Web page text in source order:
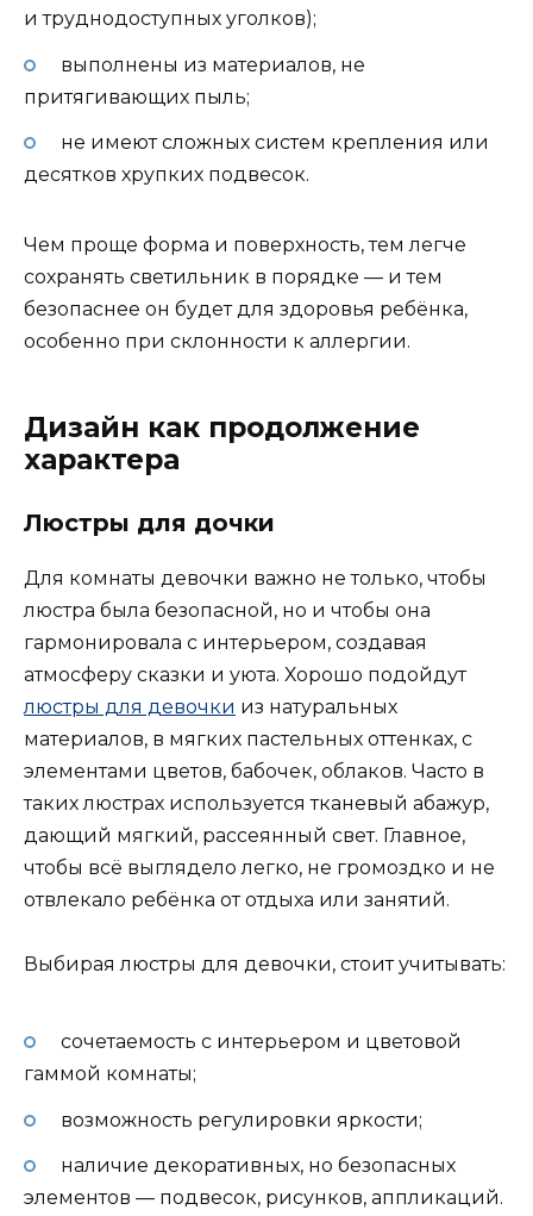
и труднодоступных уголков);
выполнены из материалов, не
притягивающих пыль;
не имеют сложных систем крепления или
десятков хрупких подвесок.
Чем проще форма и поверхность, тем легче
сохранять светильник в порядке — и тем
безопаснее он будет для здоровья ребёнка,
особенно при склонности к аллергии.
Дизайн как продолжение
характера
Люстры для дочки
Для комнаты девочки важно не только, чтобы
люстра была безопасной, но и чтобы она
гармонировала с интерьером, создавая
атмосферу сказки и уюта. Хорошо подойдут
люстры для девочки из натуральных
материалов, в мягких пастельных оттенках, с
элементами цветов, бабочек, облаков. Часто в
таких люстрах используется тканевый абажур,
дающий мягкий, рассеянный свет. Главное,
чтобы всё выглядело легко, не громоздко и не
отвлекало ребёнка от отдыха или занятий.
Выбирая люстры для девочки, стоит учитывать:
сочетаемость с интерьером и цветовой
гаммой комнаты;
возможность регулировки яркости;
наличие декоративных, но безопасных
элементов — подвесок, рисунков, аппликаций.